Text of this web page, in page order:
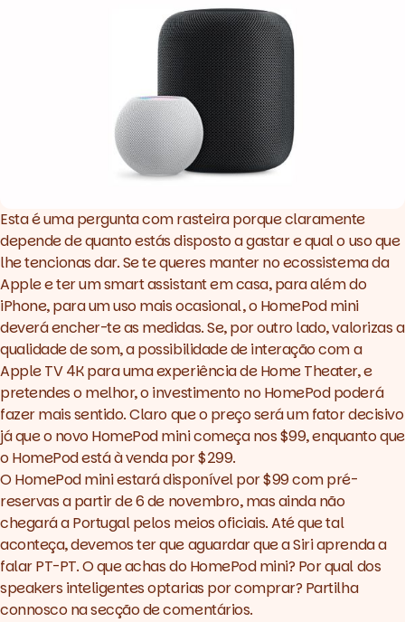
Esta é uma pergunta com rasteira porque claramente
depende de quanto estás disposto a gastar e qual o uso que
lhe tencionas dar. Se te queres manter no ecossistema da
Apple e ter umsmart assistantem casa, para além do
iPhone, para um uso mais ocasional, o HomePod mini
deverá encher-te as medidas. Se, por outro lado, valorizas a
qualidade de som, a possibilidade de interação com a
Apple TV 4K para uma experiência de Home Theater, e
pretendes o melhor, o investimento no HomePod poderá
fazer mais sentido. Claro que o preço será um fator decisivo
já que o novo HomePod mini começa nos $99, enquanto que
o HomePod está à venda por $299.
O HomePod mini estará disponível por $99 com pré-
reservas a partir de 6 de novembro, mas ainda não
chegará a Portugal pelos meios oficiais. Até que tal
aconteça, devemos ter que aguardar que a Siri aprenda a
falar PT-PT. O que achas do HomePod mini? Por qual dos
speakers inteligentes optarias por comprar? Partilha
connosco na secção de comentários.